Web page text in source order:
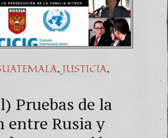
(Español)
Dr. Erwin
, JUSTICIA,
Pruebas de la
entre Rusia y